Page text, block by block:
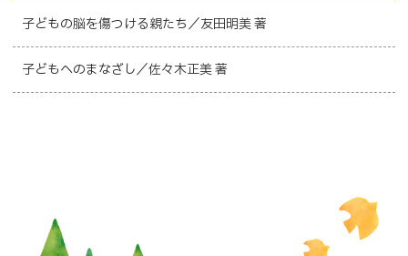
子どもの脳を傷つける親たち／友田明美 著
子どもへのまなざし／佐々木正美 著